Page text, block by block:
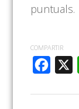
puntuals.
COMPARTIR